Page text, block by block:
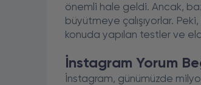
önemli hale geldi. Ancak,
büyütmeye çalışıyorlar. Peki,
konuda yapılan testler ve
İnstagram Yorum
İnstagram, günümüzde